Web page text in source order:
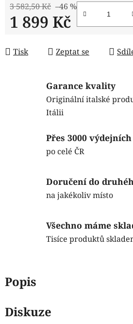
3 582,50 Kč –46 %
1 899 Kč
Tisk Zeptat se
Garance kvality
Originální italské
Itálii
Přes 3000
po celé ČR
Doručení do
na jakékoliv místo
Všechno máme
Tisíce produktů
Popis
Diskuze